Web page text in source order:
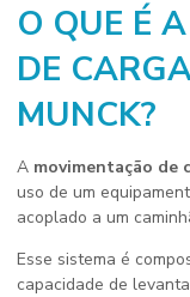
O QUE É
DE
MUNCK?
A movimentação de
uso de um
acoplado a um
Esse sistema é
capacidade de